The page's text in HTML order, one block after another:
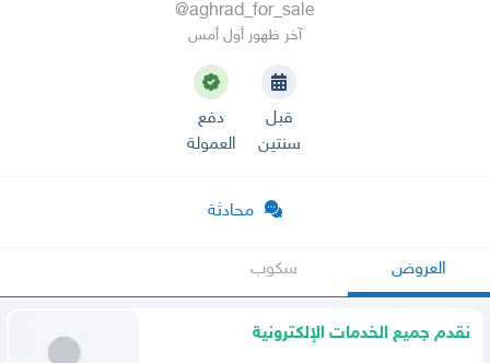
@aghrad_for_sale
آخر ظهور أول أمس
قبل
سنتين
دفع
العمولة
محادثة
العروض سكوب
نقدم جميع الخدمات الإلكترونية